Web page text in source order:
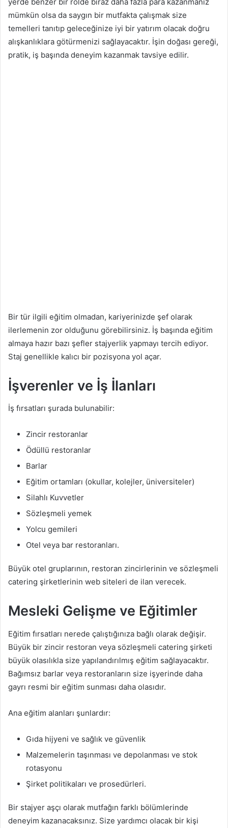
mümkün olsa da saygın bir mutfakta çalışmak size
temelleri tanıtıp geleceğinize iyi bir yatırım olacak doğru
alışkanlıklara götürmenizi sağlayacaktır. İşin doğası gereği,
pratik, iş başında deneyim kazanmak tavsiye edilir.
Bir tür ilgili eğitim olmadan, kariyerinizde şef olarak
ilerlemenin zor olduğunu görebilirsiniz. İş başında eğitim
almaya hazır bazı şefler stajyerlik yapmayı tercih ediyor.
Staj genellikle kalıcı bir pozisyona yol açar.
İşverenler ve İş İlanları
İş fırsatları şurada bulunabilir:
Zincir restoranlar
Ödüllü restoranlar
Barlar
Eğitim ortamları (okullar, kolejler, üniversiteler)
Silahlı Kuvvetler
Sözleşmeli yemek
Yolcu gemileri
Otel veya bar restoranları.
Büyük otel gruplarının, restoran zincirlerinin ve sözleşmeli
catering şirketlerinin web siteleri de ilan verecek.
Mesleki Gelişme ve Eğitimler
Eğitim fırsatları nerede çalıştığınıza bağlı olarak değişir.
Büyük bir zincir restoran veya sözleşmeli catering şirketi
büyük olasılıkla size yapılandırılmış eğitim sağlayacaktır.
Bağımsız barlar veya restoranların size işyerinde daha
gayrı resmi bir eğitim sunması daha olasıdır.
Ana eğitim alanları şunlardır:
Gıda hijyeni ve sağlık ve güvenlik
Malzemelerin taşınması ve depolanması ve stok
rotasyonu
Şirket politikaları ve prosedürleri.
Bir stajyer aşçı olarak mutfağın farklı bölümlerinde
deneyim kazanacaksınız. Size yardımcı olacak bir kişi